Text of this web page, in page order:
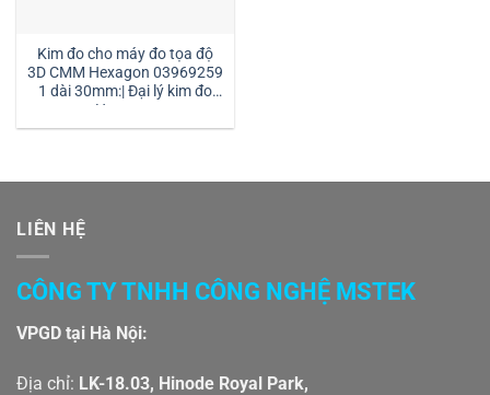
Kim đo cho máy đo tọa độ
3D CMM Hexagon 03969259
1 dài 30mm:| Đại lý kim đo
Hexagon
LIÊN HỆ
CÔNG TY TNHH CÔNG NGHỆ MSTEK
VPGD tại Hà Nội:
Địa chỉ: LK-18.03, Hinode Royal Park,